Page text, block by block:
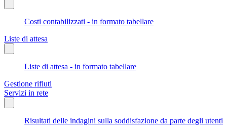
Costi contabilizzati - in formato tabellare
Liste di attesa
Liste di attesa - in formato tabellare
Gestione rifiuti
Servizi in rete
Risultati delle indagini sulla soddisfazione da parte degli utenti